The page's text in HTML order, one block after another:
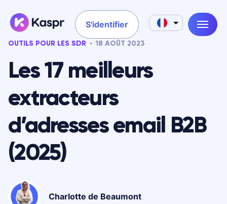
S'identifier
OUTILS POUR LES SDR 18 AOÛT 2023
Les 17 meilleurs
extracteurs
d’adresses email B2B
(2025)
Charlotte de Beaumont